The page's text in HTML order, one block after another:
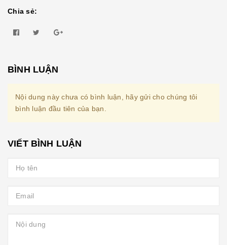
Chia sẻ:
BÌNH LUẬN
Nội dung này chưa có bình luận, hãy gửi cho chúng tôi
bình luận đầu tiên của bạn.
VIẾT BÌNH LUẬN